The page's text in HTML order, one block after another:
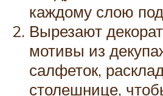
каждому слою
Вырезают
мотивы из
салфеток,
столешнице,